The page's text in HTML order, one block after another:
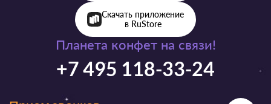
Планета конфет на связи!
+7 495 118-33-24
Скачать приложение
в RuStore